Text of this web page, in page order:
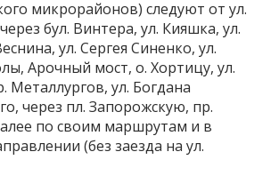
микрорайонов) следуют от ул.
бул. Винтера, ул. Кияшка, ул.
ул. Сергея Синенко, ул.
Арочный мост, о. Хортицу, ул.
Металлургов, ул. Богдана
через пл. Запорожскую, пр.
по своим маршрутам и в
(без заезда на ул.